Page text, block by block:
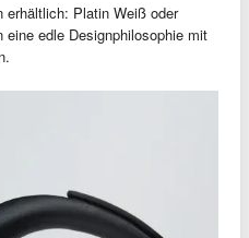
erhältlich: Platin Weiß oder
edle Designphilosophie mit